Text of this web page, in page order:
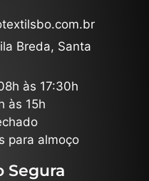
Breda, Santa
às 17:30h
às 15h
para almoço
Segura